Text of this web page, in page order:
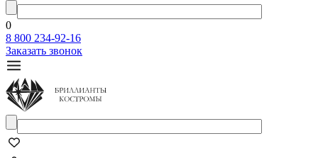
0
8 800 234-92-16
Заказать звонок